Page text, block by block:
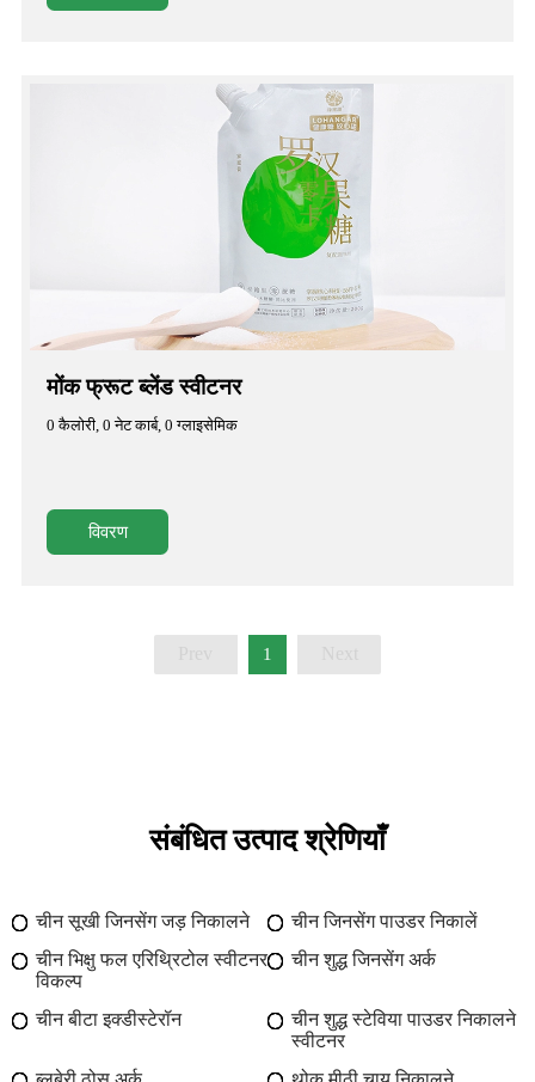
मोंक फ्रूट ब्लेंड स्वीटनर
0 कैलोरी, 0 नेट कार्ब, 0 ग्लाइसेमिक
विवरण
1
संबंधित उत्पाद श्रेणियाँ
चीन सूखी जिनसेंग जड़ निकालने
चीन जिनसेंग पाउडर निकालें
चीन भिक्षु फल एरिथ्रिटोल स्वीटनर
विकल्प
चीन शुद्ध जिनसेंग अर्क
चीन बीटा इक्डीस्टेरॉन
चीन शुद्ध स्टेविया पाउडर निकालने
स्वीटनर